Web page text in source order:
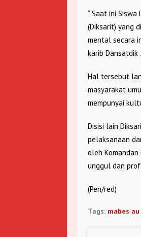
“ Saat ini
(Diksarit) yang
mental secara
karib Dansatdik
Hal tersebut
masyarakat
mempunyai
Disisi lain
pelaksanaan
oleh
unggul dan
(Pen/red)
Tags: mabes au